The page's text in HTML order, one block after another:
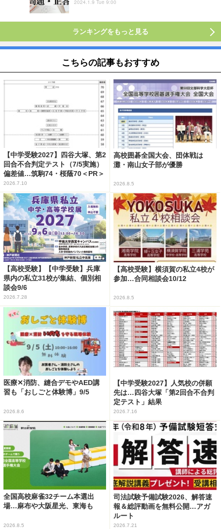
2024.1.9 Tue 9:00
ランキングをもっと見る
こちらの記事もおすすめ
【中学受験2027】四谷大塚、第2
回合不合判定テスト（7/5実施）
偏差値…筑駒74・桜蔭70＜PR＞
2026.7.10
高校囲碁全国大会、団体戦は
灘・南山女子部が優勝
2026.8.5
【高校受験】【中学受験】兵庫
県内の私立31校が集結、個別相
談会9/6
2026.7.28
【高校受験】横須賀の私立4校が
参加…合同相談会10/12
2026.8.5
医療✕消防、縫合デモやAED講
習も「おしごと体験博」9/5
2026.8.6
【中学受験2027】人気校の併願
先は…四谷大塚「第2回合不合判
定テスト」結果
2026.7.16
全国高校麻雀32チーム本選出
場…麻布や大阪星光、東海も
2026.8.5
司法試験予備試験2026、解答速
報＆総評動画を無料公開…アガ
ルート
2026.7.21